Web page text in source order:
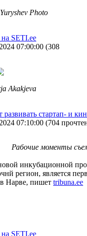
Photo
SETI.ee
07:00:00 (308
Akakjeva
стартап- и
07:10:00 (704
Рабочие моменты
инкубационной
регион, является
Нарве, пишет tribuna.ee
SETI.ee